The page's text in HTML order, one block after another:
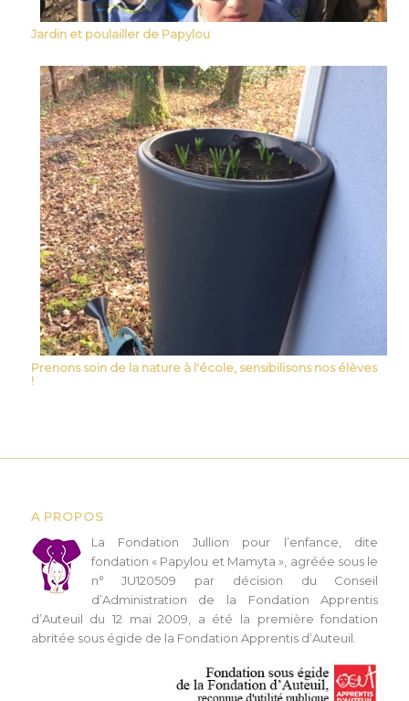
Jardin et poulailler de Papylou
Prenons soin de la nature à l'école, sensibilisons nos élèves
!
A PROPOS
L a Fondation Jullion pour l’enfance, dite
fondation « Papylou et Mamyta », agréée sous le
n° JU120509 par décision du Conseil
d’Administration de la Fondation Apprentis
d’Auteuil du 12 mai 2009, a été la première fondation
abritée sous égide de la Fondation Apprentis d’Auteuil.